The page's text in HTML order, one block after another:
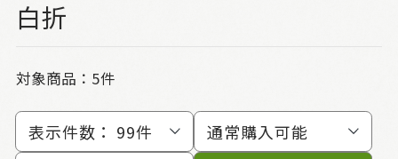
白折
対象商品： 5件
表示件数： 99件
通常購入可能